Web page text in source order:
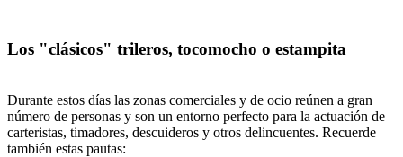
Los "clásicos" trileros, tocomocho o estampita
Durante estos días las zonas comerciales y de ocio reúnen a gran
número de personas y son un entorno perfecto para la actuación de
carteristas, timadores, descuideros y otros delincuentes. Recuerde
también estas pautas: